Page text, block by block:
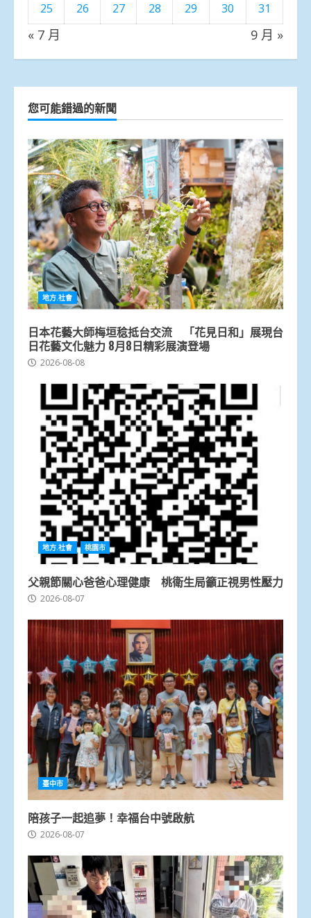
25
26 27 28 29 30 31
« 7 月 9 月 »
您可能錯過的新聞
地方.社會
日本花藝大師梅垣稔抵台交流 「花見日和」展現台
日花藝文化魅力 8月8日精彩展演登場
2026-08-08
地方.社會 桃園市
父親節關心爸爸心理健康 桃衛生局籲正視男性壓力
2026-08-07
臺中市
陪孩子一起追夢！幸福台中號啟航
2026-08-07